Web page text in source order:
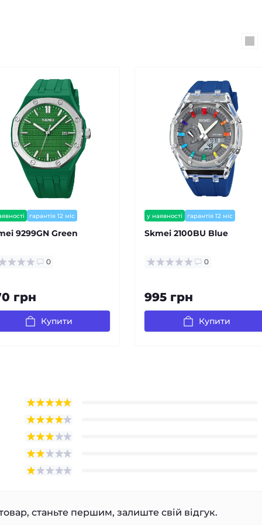
гарантія 12 міс
9299GN Green
0
грн
Купити
у наявності гарантія 12 міс
Skmei 2100BU Blue
0
995 грн
Купити
станьте першим, залиште свій відгук.